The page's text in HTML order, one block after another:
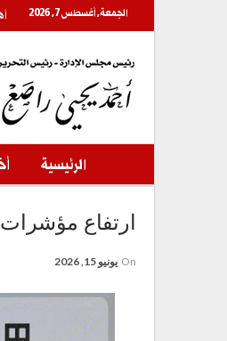
الجمعة, أغسطس 7, 2026
الرئيسية
ارتفاع مؤشرات الأسهم
On يونيو 15, 2026